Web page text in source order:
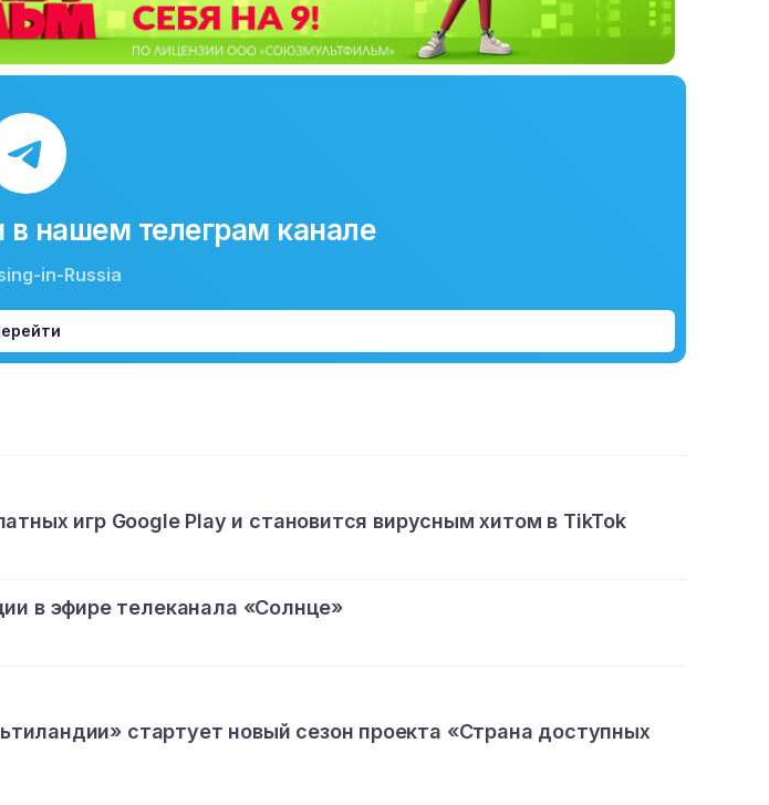
нашем телеграм канале
in-Russia
игр Google Play и становится вирусным хитом в TikTok
в эфире телеканала «Солнце»
стартует новый сезон проекта «Страна доступных